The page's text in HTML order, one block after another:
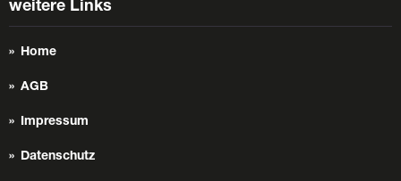
weitere Links
Home
AGB
Impressum
Datenschutz